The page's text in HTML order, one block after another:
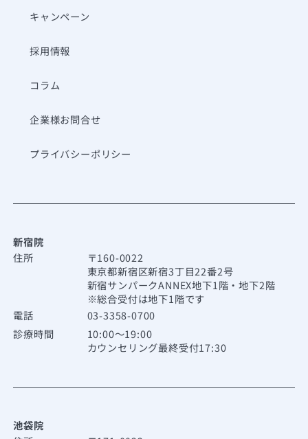
キャンペーン
採用情報
コラム
企業様お問合せ
プライバシーポリシー
新宿院
住所
〒160-0022
東京都新宿区新宿3丁目22番2号
新宿サンパークANNEX地下1階・地下2階
※総合受付は地下1階です
電話
03-3358-0700
診療時間
10:00～19:00
カウンセリング最終受付17:30
池袋院